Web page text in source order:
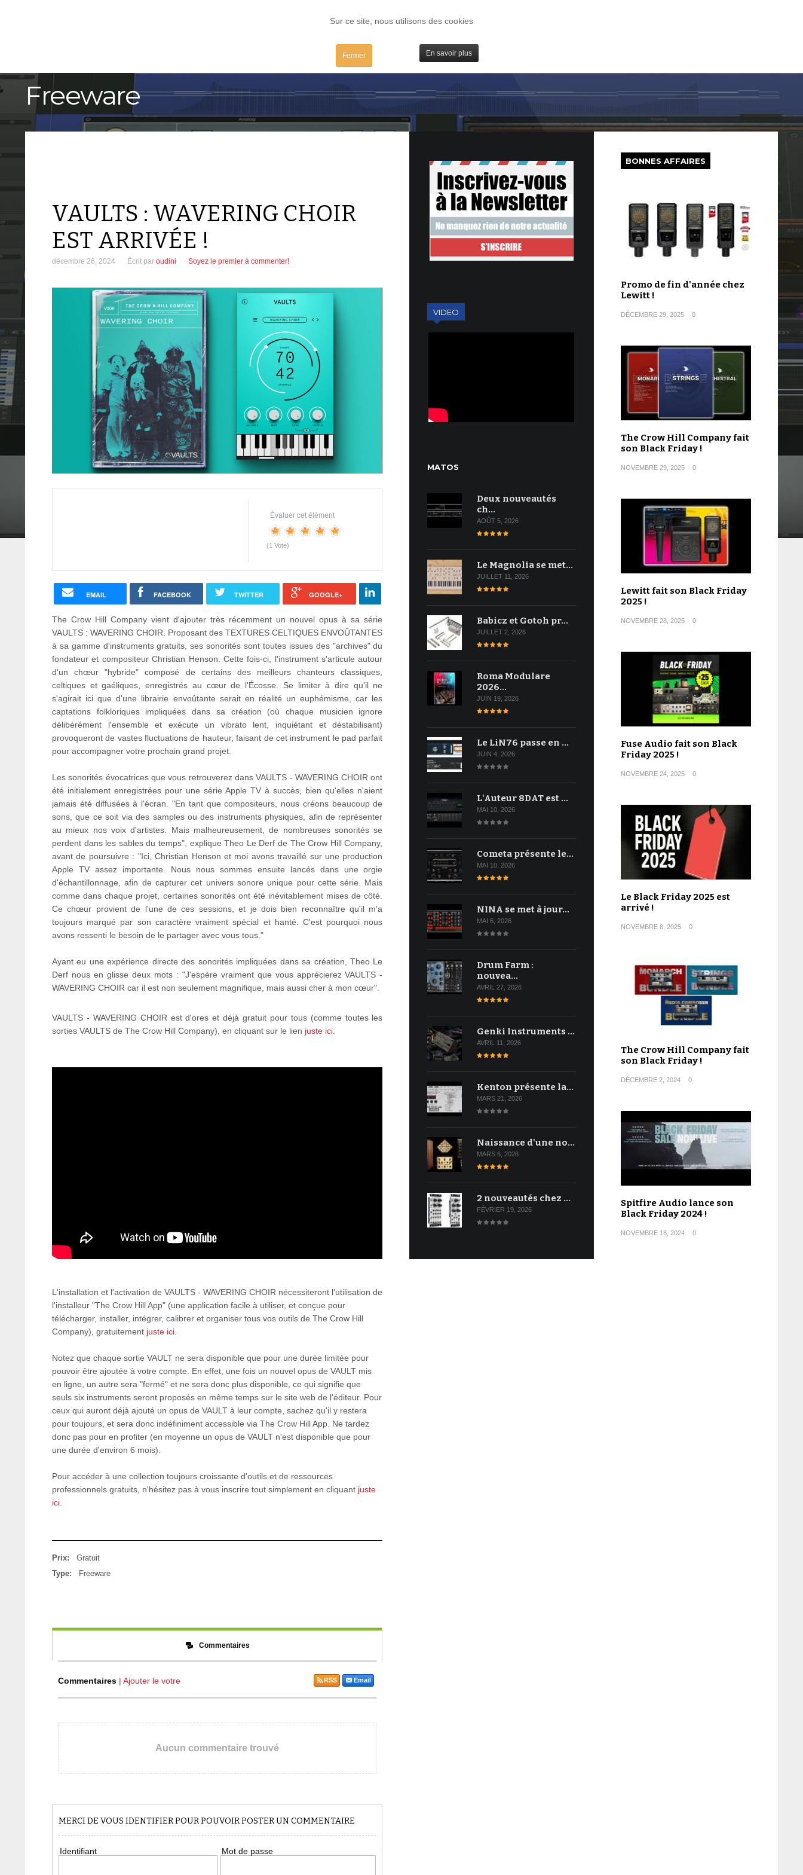
Sur ce site, nous utilisons des cookies
Fermer En savoir plus
TESTS IBIDULES / MAC PLUGS / IV
Freeware
VAULTS : WAVERING CHOIR
EST ARRIVÉE !
décembre 26, 2024 Écrit par oudini Soyez le premier à commenter!
Évaluer cet élément
(1 Vote)
EMAIL FACEBOOK TWITTER GOOGLE+
The Crow Hill Company vient d'ajouter très récemment un nouvel opus à sa série
VAULTS : WAVERING CHOIR. Proposant des TEXTURES CELTIQUES ENVOÛTANTES
à sa gamme d'instruments gratuits, ses sonorités sont toutes issues des "archives" du
fondateur et compositeur Christian Henson. Cette fois-ci, l'instrument s'articule autour
d'un chœur "hybride" composé de certains des meilleurs chanteurs classiques,
celtiques et gaéliques, enregistrés au cœur de l'Écosse. Se limiter à dire qu'il ne
s'agirait ici que d'une librairie envoûtante serait en réalité un euphémisme, car les
captations folkloriques impliquées dans sa création (où chaque musicien ignore
délibérément l'ensemble et exécute un vibrato lent, inquiétant et déstabilisant)
provoqueront de vastes fluctuations de hauteur, faisant de cet instrument le pad parfait
pour accompagner votre prochain grand projet.
Les sonorités évocatrices que vous retrouverez dans VAULTS - WAVERING CHOIR ont
été initialement enregistrées pour une série Apple TV à succès, bien qu'elles n'aient
jamais été diffusées à l'écran. "En tant que compositeurs, nous créons beaucoup de
sons, que ce soit via des samples ou des instruments physiques, afin de représenter
au mieux nos voix d'artistes. Mais malheureusement, de nombreuses sonorités se
perdent dans les sables du temps", explique Theo Le Derf de The Crow Hill Company,
avant de poursuivre : "Ici, Christian Henson et moi avons travaillé sur une production
Apple TV assez importante. Nous nous sommes ensuite lancés dans une orgie
d'échantillonnage, afin de capturer cet univers sonore unique pour cette série. Mais
comme dans chaque projet, certaines sonorités ont été inévitablement mises de côté.
Ce chœur provient de l'une de ces sessions, et je dois bien reconnaître qu'il m'a
toujours marqué par son caractère vraiment spécial et hanté. C'est pourquoi nous
avons ressenti le besoin de le partager avec vous tous."
Ayant eu une expérience directe des sonorités impliquées dans sa création, Theo Le
Derf nous en glisse deux mots : "J'espère vraiment que vous apprécierez VAULTS -
WAVERING CHOIR car il est non seulement magnifique, mais aussi cher à mon cœur".
VAULTS - WAVERING CHOIR est d'ores et déjà gratuit pour tous (comme toutes les
sorties VAULTS de The Crow Hill Company), en cliquant sur le lien juste ici.
L'installation et l'activation de VAULTS - WAVERING CHOIR nécessiteront l'utilisation de
l'installeur "The Crow Hill App" (une application facile à utiliser, et conçue pour
télécharger, installer, intégrer, calibrer et organiser tous vos outils de The Crow Hill
Company), gratuitement juste ici.
Notez que chaque sortie VAULT ne sera disponible que pour une durée limitée pour
pouvoir être ajoutée à votre compte. En effet, une fois un nouvel opus de VAULT mis
en ligne, un autre sera "fermé" et ne sera donc plus disponible, ce qui signifie que
seuls six instruments seront proposés en même temps sur le site web de l'éditeur. Pour
ceux qui auront déjà ajouté un opus de VAULT à leur compte, sachez qu'il y restera
pour toujours, et sera donc indéfiniment accessible via The Crow Hill App. Ne tardez
donc pas pour en profiter (en moyenne un opus de VAULT n'est disponible que pour
une durée d'environ 6 mois).
Pour accéder à une collection toujours croissante d'outils et de ressources
professionnels gratuits, n'hésitez pas à vous inscrire tout simplement en cliquant juste
ici.
Prix:
Gratuit
Type:
Freeware
Commentaires
Commentaires | Ajouter le votre Email
RSS
Aucun commentaire trouvé
MERCI DE VOUS IDENTIFIER POUR POUVOIR POSTER UN COMMENTAIRE
Identifiant Mot de passe
VIDEO
MATOS
Deux nouveautés
ch…
AOÛT 5, 2026
Le Magnolia se met…
JUILLET 11, 2026
Babicz et Gotoh pr…
JUILLET 2, 2026
Roma Modulare
2026…
JUIN 19, 2026
Le LiN76 passe en …
JUIN 4, 2026
L'Auteur 8DAT est …
MAI 10, 2026
Cometa présente le…
MAI 10, 2026
NINA se met à jour…
MAI 6, 2026
Drum Farm :
nouvea…
AVRIL 27, 2026
Genki Instruments …
AVRIL 11, 2026
Kenton présente la…
MARS 21, 2026
Naissance d'une no…
MARS 6, 2026
2 nouveautés chez …
FÉVRIER 19, 2026
BONNES AFFAIRES
Promo de fin d'année chez
Lewitt !
DÉCEMBRE 29, 2025 0
The Crow Hill Company fait
son Black Friday !
NOVEMBRE 29, 2025 0
Lewitt fait son Black Friday
2025 !
NOVEMBRE 28, 2025 0
Fuse Audio fait son Black
Friday 2025 !
NOVEMBRE 24, 2025 0
Le Black Friday 2025 est
arrivé !
NOVEMBRE 8, 2025 0
The Crow Hill Company fait
son Black Friday !
DÉCEMBRE 2, 2024 0
Spitfire Audio lance son
Black Friday 2024 !
NOVEMBRE 18, 2024 0